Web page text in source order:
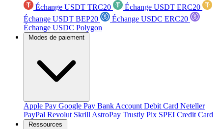
Échange USDT TRC20
Échange USDT ERC20
Échange USDT BEP20
Échange USDC ERC20
Échange USDC Polygon
Modes de paiement
Apple Pay Google Pay Bank Account Debit Card Neteller
PayPal Revolut Skrill AstroPay Trustly Pix SPEI Credit Card
Ressources